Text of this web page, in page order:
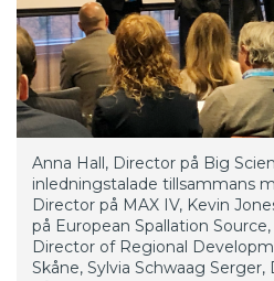
Anna Hall, Director på Big
inledningstalade tillsammans
Director på MAX IV, Kevin
på European Spallation
Director of Regional
Skåne, Sylvia Schwaag